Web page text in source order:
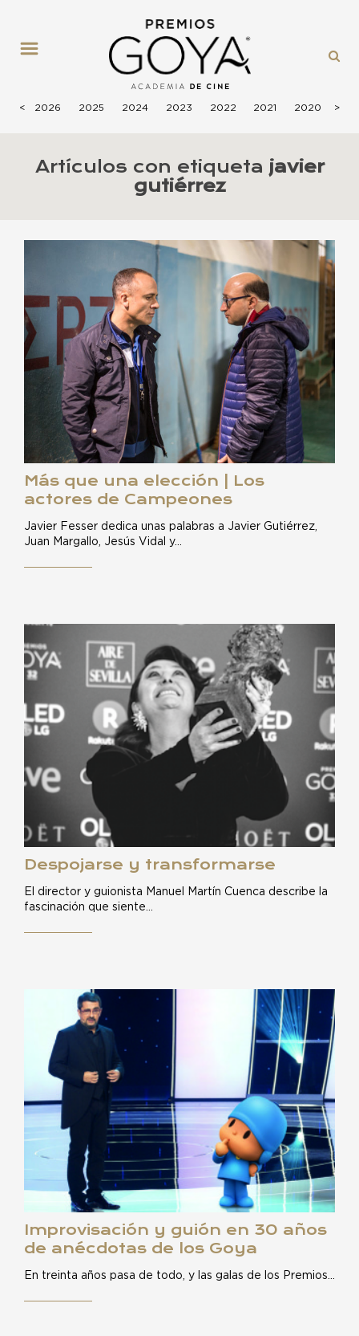
< 2026 2025 2024 2023 2022 2021 2020 >
Artículos con etiqueta javier
gutiérrez
Más que una elección | Los
actores de Campeones
Javier Fesser dedica unas palabras a Javier Gutiérrez,
Juan Margallo, Jesús Vidal y…
Despojarse y transformarse
El director y guionista Manuel Martín Cuenca describe la
fascinación que siente…
Improvisación y guión en 30 años
de anécdotas de los Goya
En treinta años pasa de todo, y las galas de los Premios…